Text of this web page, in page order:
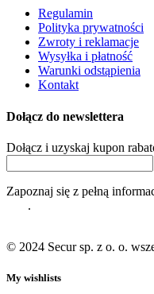
Regulamin
Polityka prywatności
Zwroty i reklamacje
Wysyłka i płatność
Warunki odstąpienia
Kontakt
Dołącz do newslettera
Dołącz i uzyskaj kupon
Zapoznaj się z pełną
.
© 2024 Secur sp. z o. o.
My wishlists